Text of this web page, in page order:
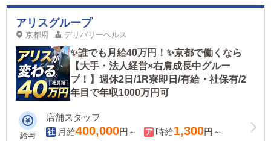
アリスグループ
京都府 デリバリーヘルス
✨誰でも月給40万円！✨京都で働くなら
【大手・法人経営×右肩成長中グルー
プ！】週休2日/1R寮即日/有給・社保有/2
年目で年収1000万円可
給与
店舗スタッフ
月給400,000円～ 時給1,300円～